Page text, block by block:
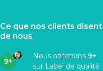
Ce que nos clients disent
de nous
9+
Nous obtenons 9+
sur Label de qualité